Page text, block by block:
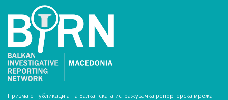
Призма е публикација на Балканската истражувачка репортерска мрежа